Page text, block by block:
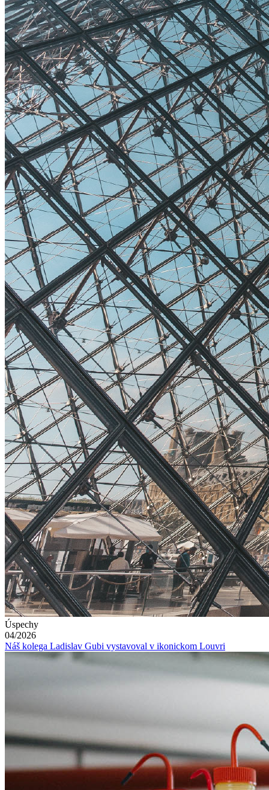
Úspechy
04/2026
Náš kolega Ladislav Gubi vystavoval v ikonickom Louvri